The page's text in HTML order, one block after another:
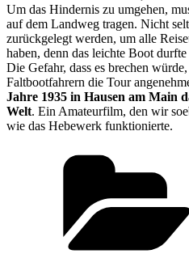
Um das Hindernis zu umgehen,
auf dem Landweg tragen. Nicht
zurückgelegt werden, um alle
haben, denn das leichte Boot
Die Gefahr, dass es brechen
Faltbootfahrern die Tour
Jahre 1935 in Hausen am Main
Welt. Ein Amateurfilm, den wir
wie das Hebewerk funktionierte.